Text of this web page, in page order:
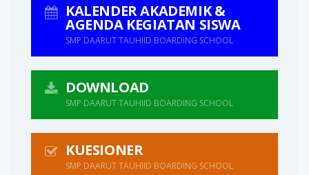
KALENDER AKADEMIK &
AGENDA KEGIATAN SISWA
SMP DAARUT TAUHIID BOARDING SCHOOL
DOWNLOAD
SMP DAARUT TAUHIID BOARDING SCHOOL
KUESIONER
SMP DAARUT TAUHIID BOARDING SCHOOL